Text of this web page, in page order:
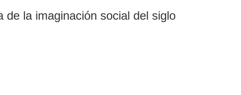
de la imaginación social del siglo